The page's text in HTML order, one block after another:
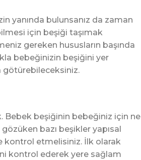
yanında bulunsanız da zaman
için beşiği taşımak
gereken hususların başında
bebeğinizin beşiğini yer
götürebileceksiniz.
Bebek beşiğinin bebeğiniz için ne
bazı beşikler yapısal
kontrol etmelisiniz. İlk olarak
kontrol ederek yere sağlam